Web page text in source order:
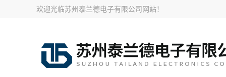
欢迎光临苏州泰兰德电子有限公司网站！